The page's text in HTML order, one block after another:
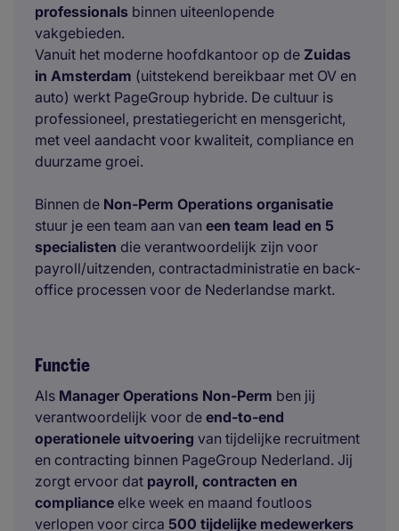
professionals binnen uiteenlopende
vakgebieden.
Vanuit het moderne hoofdkantoor op de Zuidas
in Amsterdam (uitstekend bereikbaar met OV en
auto) werkt PageGroup hybride. De cultuur is
professioneel, prestatiegericht en mensgericht,
met veel aandacht voor kwaliteit, compliance en
duurzame groei.
Binnen de Non-Perm Operations organisatie
stuur je een team aan van een team lead en 5
specialisten die verantwoordelijk zijn voor
payroll/uitzenden, contractadministratie en back-
office processen voor de Nederlandse markt.
Functie
Als Manager Operations Non-Perm ben jij
verantwoordelijk voor de end-to-end
operationele uitvoering van tijdelijke recruitment
en contracting binnen PageGroup Nederland. Jij
zorgt ervoor dat payroll, contracten en
compliance elke week en maand foutloos
verlopen voor circa 500 tijdelijke medewerkers